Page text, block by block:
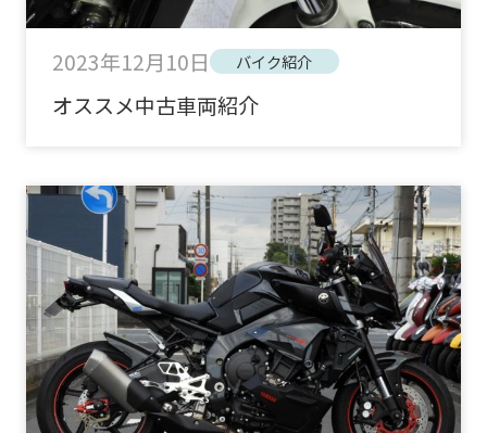
2023年12月10日 バイク紹介
オススメ中古車両紹介